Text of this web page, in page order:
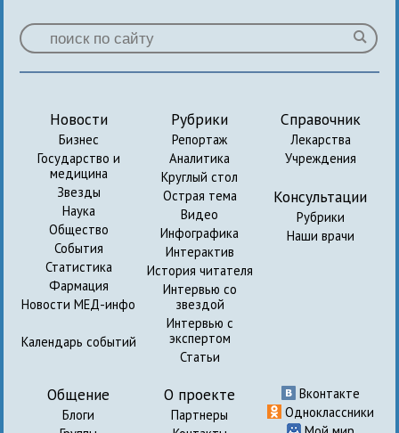
Новости
Бизнес
Государство и
медицина
Звезды
Наука
Общество
События
Статистика
Фармация
Новости МЕД-инфо
Календарь событий
Рубрики
Репортаж
Аналитика
Круглый стол
Острая тема
Видео
Инфографика
Интерактив
История читателя
Интервью со
звездой
Интервью с
экспертом
Статьи
Справочник
Лекарства
Учреждения
Консультации
Рубрики
Наши врачи
Общение
Блоги
О проекте
Партнеры
Вконтакте
Одноклассники